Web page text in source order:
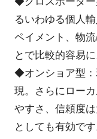
るいわゆる個人
ペイメント、物
とで比較的容易
◆オンショア型：
現。さらにロー
やすさ、信頼度
としても有効です